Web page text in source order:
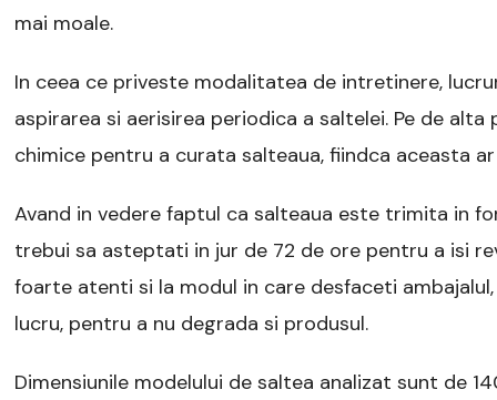
mai moale.
In ceea ce priveste modalitatea de intretinere,
aspirarea si aerisirea periodica a saltelei. Pe de
chimice pentru a curata salteaua, fiindca aceasta
Avand in vedere faptul ca salteaua este trimita in
trebui sa asteptati in jur de 72 de ore pentru a isi
foarte atenti si la modul in care desfaceti
lucru, pentru a nu degrada si produsul.
Dimensiunile modelului de saltea analizat sunt de